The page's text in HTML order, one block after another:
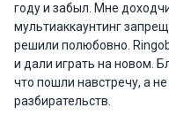
году и забыл. Мне
мультиаккаунтинг
решили полюбовно.
и дали играть на новом.
что пошли навстречу, а
разбирательств.